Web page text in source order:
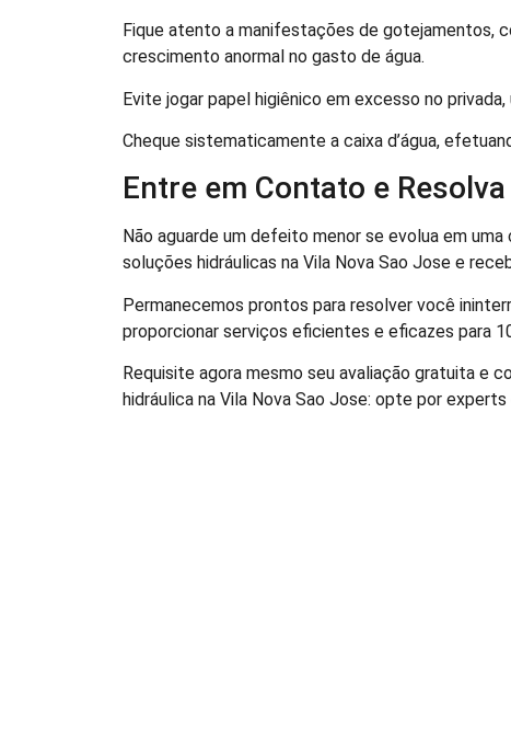
Fique atento a manifestações de gotejamentos,
crescimento anormal no gasto de água.
Evite jogar papel higiênico em excesso no
Cheque sistematicamente a caixa d’água,
Entre em Contato e
Não aguarde um defeito menor se evolua em
soluções hidráulicas na Vila Nova Sao Jose e
Permanecemos prontos para resolver você
proporcionar serviços eficientes e eficazes para
Requisite agora mesmo seu avaliação gratuita e
hidráulica na Vila Nova Sao Jose: opte por experts